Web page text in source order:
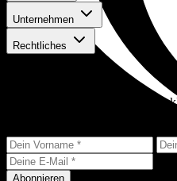
Unternehmen
Rechtliches
Erhalte die neuesten Updates,
Abonnieren